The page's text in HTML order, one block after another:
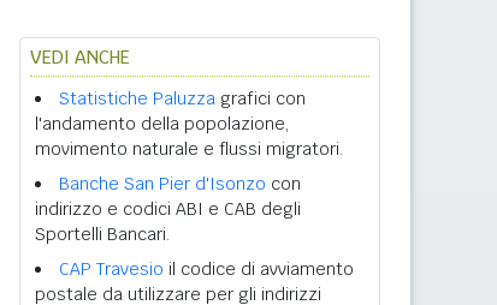
VEDI ANCHE
Statistiche Paluzza grafici con
l'andamento della popolazione,
movimento naturale e flussi migratori.
Banche San Pier d'Isonzo con
indirizzo e codici ABI e CAB degli
Sportelli Bancari.
CAP Travesio il codice di avviamento
postale da utilizzare per gli indirizzi